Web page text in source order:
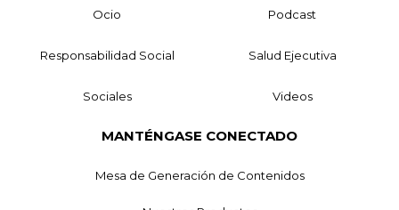
Ocio Podcast
Responsabilidad Social Salud Ejecutiva
Sociales Videos
MANTÉNGASE CONECTADO
Mesa de Generación de Contenidos